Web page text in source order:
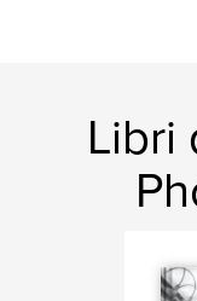
Libri